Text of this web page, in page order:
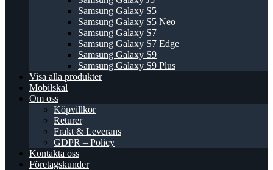
Samsung Galaxy S5
Samsung Galaxy S5 Neo
Samsung Galaxy S7
Samsung Galaxy S7 Edge
Samsung Galaxy S9
Samsung Galaxy S9 Plus
Visa alla produkter
Mobilskal
Om oss
Köpvillkor
Returer
Frakt & Leverans
GDPR – Policy
Kontakta oss
Företagskunder